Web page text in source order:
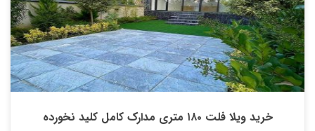
خرید ویلا فلت ۱۸۰ متری مدارک کامل کلید نخورده